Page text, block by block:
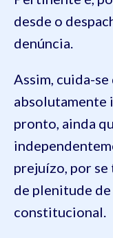
desde o
denúncia.
Assim, cuida-
absolutamente
pronto, ainda
prejuízo, por
de plenitude
constitucional.